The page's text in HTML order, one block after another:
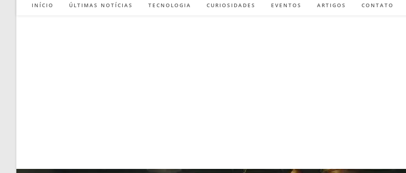
INÍCIO ÚLTIMAS NOTÍCIAS TECNOLOGIA CURIOSIDADES EVENTOS ARTIGOS CONTATO